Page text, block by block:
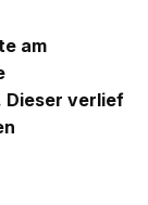
am
Dieser verlief